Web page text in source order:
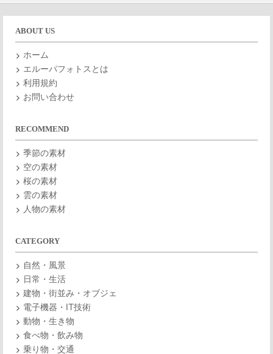
ABOUT US
ホーム
エルーパフォトスとは
利用規約
お問い合わせ
RECOMMEND
季節の素材
空の素材
桜の素材
雲の素材
人物の素材
CATEGORY
自然・風景
日常・生活
建物・街並み・オブジェ
電子機器・IT技術
動物・生き物
食べ物・飲み物
乗り物・交通